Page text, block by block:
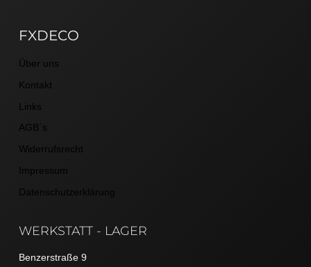
FXDECO
Über uns
Kontakt
Links
AGB´s
Widerrufsrecht
Impressum
Datenschutzerklärung
WERKSTATT - LAGER
Benzerstraße 9